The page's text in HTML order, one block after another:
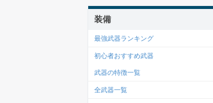
装備
最強武器ランキング
初心者おすすめ武器
武器の特徴一覧
全武器一覧